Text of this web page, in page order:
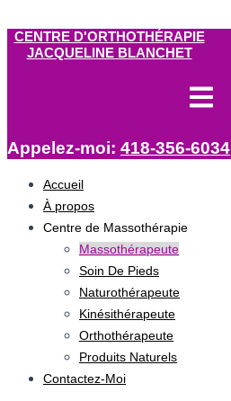
CENTRE D'ORTHOTHÉRAPIE
JACQUELINE BLANCHET
Appelez-moi: 418-356-6034
Accueil
À propos
Centre de Massothérapie
Massothérapeute
Soin De Pieds
Naturothérapeute
Kinésithérapeute
Orthothérapeute
Produits Naturels
Contactez-Moi